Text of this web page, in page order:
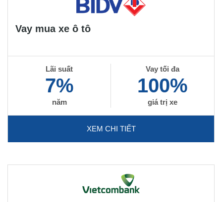
Vay mua xe ô tô
Lãi suất
7%
năm
Vay tối đa
100%
giá trị xe
XEM CHI TIẾT